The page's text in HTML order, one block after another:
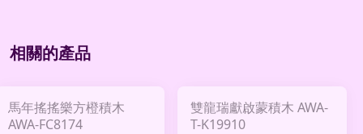
相關的產品
馬年搖搖樂方橙積木
AWA-FC8174
雙龍瑞獻啟蒙積木 AWA-
T-K19910